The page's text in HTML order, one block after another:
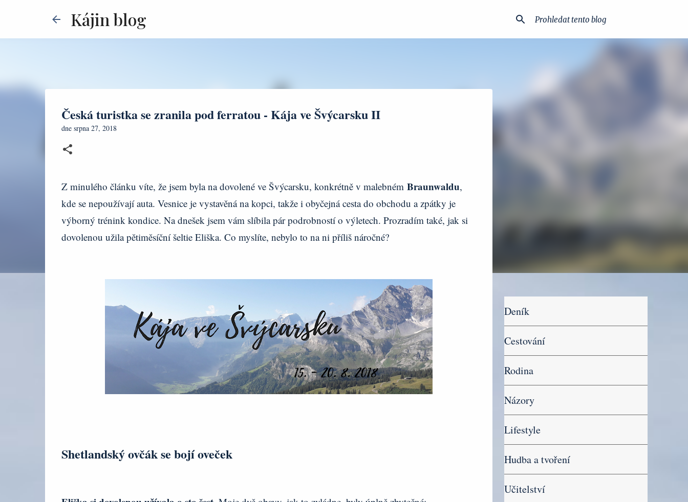
Kájin blog
Česká turistka se zranila pod ferratou - Kája ve Švýcarsku II
dne srpna 27, 2018
Z minulého článku víte, že jsem byla na dovolené ve Švýcarsku, konkrétně v malebném Braunwaldu,
kde se nepoužívají auta. Vesnice je vystavěná na kopci, takže i obyčejná cesta do obchodu a zpátky je
výborný trénink kondice. Na dnešek jsem vám slíbila pár podrobností o výletech. Prozradím také, jak si
dovolenou užila pětiměsíční šeltie Eliška. Co myslíte, nebylo to na ni příliš náročné?
Shetlandský ovčák se bojí oveček
Deník
Cestování
Rodina
Názory
Lifestyle
Hudba a tvoření
Učitelství